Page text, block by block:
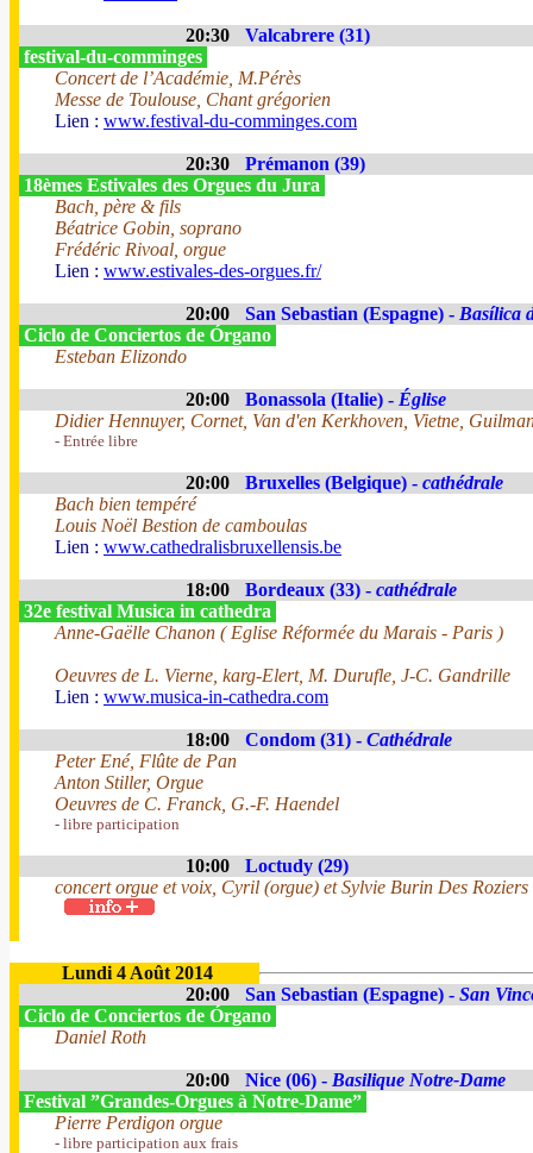
20:30
Valcabrere (31)
festival-du-comminges
Concert de l’Académie, M.Pérès
Messe de Toulouse, Chant grégorien
Lien : www.festival-du-comminges.com
20:30
Prémanon (39)
18èmes Estivales des Orgues du Jura
Bach, père & fils
Béatrice Gobin, soprano
Frédéric Rivoal, orgue
Lien : www.estivales-des-orgues.fr/
20:00 San Sebastian (Espagne) - Basílica
Ciclo de Conciertos de Órgano
Esteban Elizondo
20:00 Bonassola (Italie) - Église
Didier Hennuyer, Cornet, Van d'en Kerkhoven, Vietne,
- Entrée libre
20:00 Bruxelles (Belgique) - cathédrale
Bach bien tempéré
Louis Noël Bestion de camboulas
Lien : www.cathedralisbruxellensis.be
18:00 Bordeaux (33) - cathédrale
32e festival Musica in cathedra
Anne-Gaëlle Chanon ( Eglise Réformée du Marais - Paris )
Oeuvres de L. Vierne, karg-Elert, M. Durufle, J-C. Gandrille
Lien : www.musica-in-cathedra.com
18:00 Condom (31) - Cathédrale
Peter Ené, Flûte de Pan
Anton Stiller, Orgue
Oeuvres de C. Franck, G.-F. Haendel
- libre participation
10:00
Loctudy (29)
concert orgue et voix, Cyril (orgue) et Sylvie Burin Des
Lundi 4 Août 2014
20:00
San Sebastian (Espagne) - San
Ciclo de Conciertos de Órgano
Daniel Roth
20:00 Nice (06) - Basilique Notre-Dame
Festival ”Grandes-Orgues à Notre-Dame”
Pierre Perdigon orgue
- libre participation aux frais